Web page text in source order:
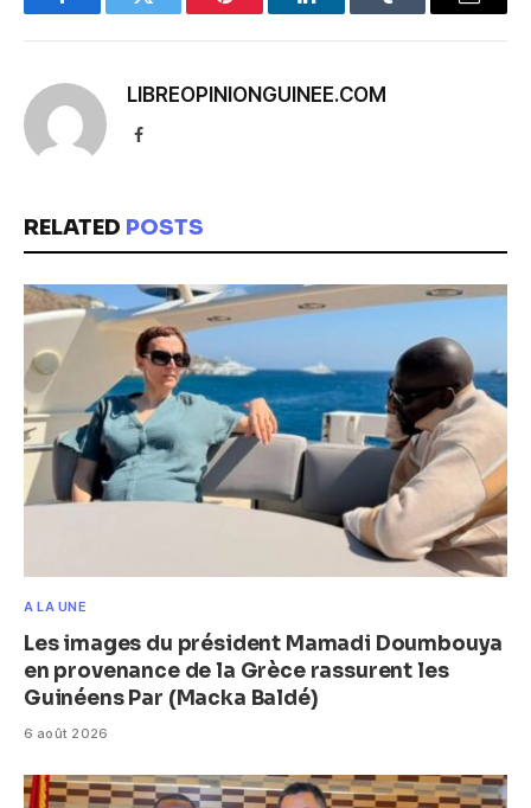
FacebookTwitter Pinterest LinkedInTumblr Email
LIBREOPINIONGUINEE.COM
Facebook
RELATED POSTS
A LA UNE
Les images du président Mamadi Doumbouya
en provenance de la Grèce rassurent les
Guinéens Par (Macka Baldé)
6 août 2026